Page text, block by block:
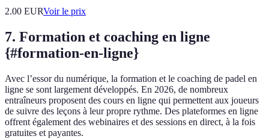
2.00 EURVoir le prix
7. Formation et coaching en ligne
{#formation-en-ligne}
Avec l’essor du numérique, la formation et le coaching de padel en
ligne se sont largement développés. En 2026, de nombreux
entraîneurs proposent des cours en ligne qui permettent aux joueurs
de suivre des leçons à leur propre rythme. Des plateformes en ligne
offrent également des webinaires et des sessions en direct, à la fois
gratuites et payantes.